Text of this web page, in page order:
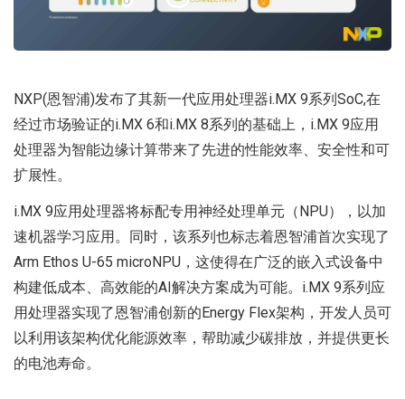
NXP(恩智浦)发布了其新一代应用处理器i.MX 9系列SoC,在
经过市场验证的i.MX 6和i.MX 8系列的基础上，i.MX 9应用
处理器为智能边缘计算带来了先进的性能效率、安全性和可
扩展性。
i.MX 9应用处理器将标配专用神经处理单元（NPU），以加
速机器学习应用。同时，该系列也标志着恩智浦首次实现了
Arm Ethos U-65 microNPU，这使得在广泛的嵌入式设备中
构建低成本、高效能的AI解决方案成为可能。i.MX 9系列应
用处理器实现了恩智浦创新的Energy Flex架构，开发人员可
以利用该架构优化能源效率，帮助减少碳排放，并提供更长
的电池寿命。